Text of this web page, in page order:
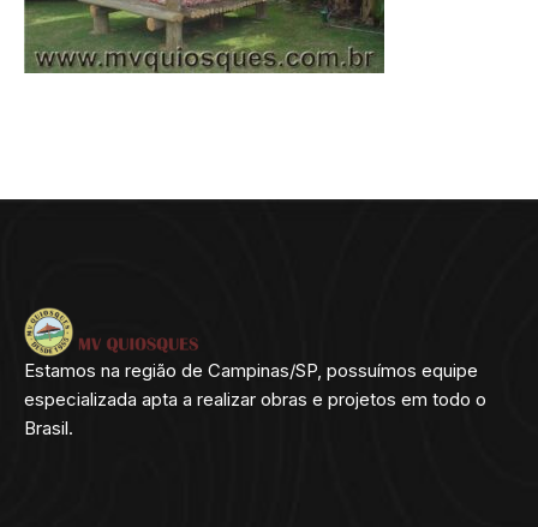
Estamos na região de Campinas/SP, possuímos equipe
especializada apta a realizar obras e projetos em todo o
Brasil.